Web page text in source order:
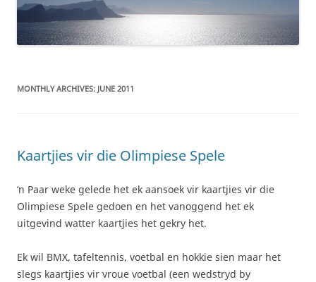
MONTHLY ARCHIVES: JUNE 2011
Kaartjies vir die Olimpiese Spele
‘n Paar weke gelede het ek aansoek vir kaartjies vir die
Olimpiese Spele gedoen en het vanoggend het ek
uitgevind watter kaartjies het gekry het.
Ek wil BMX, tafeltennis, voetbal en hokkie sien maar het
slegs kaartjies vir vroue voetbal (een wedstryd by